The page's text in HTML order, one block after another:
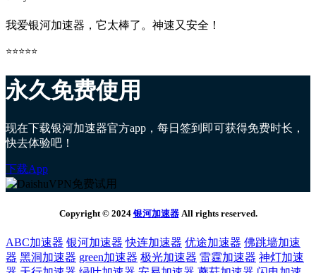
我爱银河加速器，它太棒了。神速又安全！
⭐⭐⭐⭐⭐
永久免费使用
现在下载银河加速器官方app，每日签到即可获得免费时长，
快去体验吧！
下载App
Copyright © 2024 银河加速器All rights reserved.
ABC加速器 银河加速器 快连加速器 优途加速器 佛跳墙加速
器 黑洞加速器 green加速器 极光加速器 雷霆加速器 神灯加速